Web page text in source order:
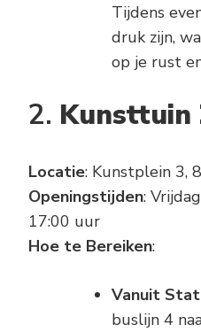
Tijdens
druk zijn,
op je rust
2. Kunsttuin
Locatie: Kunstplein 3,
Openingstijden:
17:00 uur
Hoe te Bereiken:
Vanuit
buslijn 4